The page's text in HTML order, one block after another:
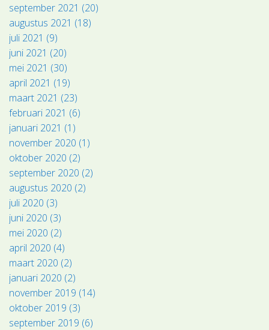
september 2021 (20)
augustus 2021 (18)
juli 2021 (9)
juni 2021 (20)
mei 2021 (30)
april 2021 (19)
maart 2021 (23)
februari 2021 (6)
januari 2021 (1)
november 2020 (1)
oktober 2020 (2)
september 2020 (2)
augustus 2020 (2)
juli 2020 (3)
juni 2020 (3)
mei 2020 (2)
april 2020 (4)
maart 2020 (2)
januari 2020 (2)
november 2019 (14)
oktober 2019 (3)
september 2019 (6)